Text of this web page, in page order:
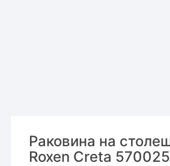
Раковина на
Roxen Creta 570025